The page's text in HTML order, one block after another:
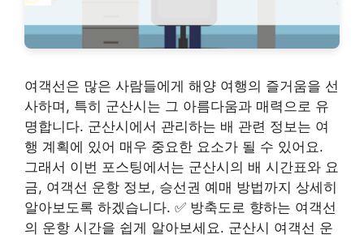
여객선은 많은 사람들에게 해양 여행의 즐거움을 선
사하며, 특히 군산시는 그 아름다움과 매력으로 유
명합니다. 군산시에서 관리하는 배 관련 정보는 여
행 계획에 있어 매우 중요한 요소가 될 수 있어요.
그래서 이번 포스팅에서는 군산시의 배 시간표와 요
금, 여객선 운항 정보, 승선권 예매 방법까지 상세히
알아보도록 하겠습니다. ✅ 방축도로 향하는 여객선
의 운항 시간을 쉽게 알아보세요. 군산시 여객선 운